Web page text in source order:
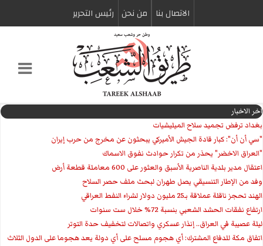
الاتصال بنا من نحن رئیس التحریر
اخر الاخبار
بغداد ترفض تجميد سلاح الميليشيات
"سي أن أن": كبار قادة الجيش الأميركي يبحثون عن مخرج من حرب إيران
"العراق الاخضر" يحذر من تكرار حوادث نفوق الاسماك
اعتقال مدير بلدية الناصرية الأسبق والعثور على 600 معاملة قطعة أرض
وفد من الإطار التنسيقي يصل طهران لبحث ملف حصر السلاح
الهند تحجز ناقلة عملاقة بـ25 مليون دولار لشراء النفط العراقي
ارتفاع نفقات الحشد الشعبي بنسبة 72% خلال ست سنوات
ليلة عصيبة في العراق.. إنذار عسكري واتصالات لتخفيف حدة التوتر
‏اتفاق مكة للدفاع المشترك: أي هجوم مسلح على أي دولة يعد هجوما على الدول الثلاث